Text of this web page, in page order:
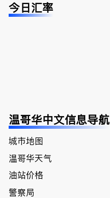
今日汇率
温哥华中文信息导航
城市地图
温哥华天气
油站价格
警察局